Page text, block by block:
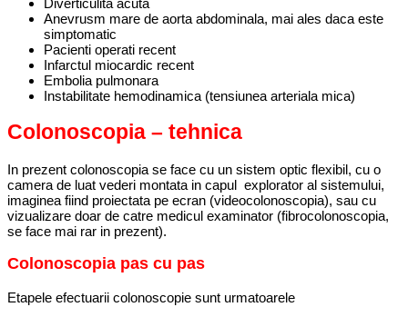
Diverticulita acuta
Anevrusm mare de aorta abdominala, mai ales daca este
simptomatic
Pacienti operati recent
Infarctul miocardic recent
Embolia pulmonara
Instabilitate hemodinamica (tensiunea arteriala mica)
Colonoscopia – tehnica
In prezent colonoscopia se face cu un sistem optic flexibil, cu o
camera de luat vederi montata in capul explorator al sistemului,
imaginea fiind proiectata pe ecran (videocolonoscopia), sau cu
vizualizare doar de catre medicul examinator (fibrocolonoscopia,
se face mai rar in prezent).
Colonoscopia pas cu pas
Etapele efectuarii colonoscopie sunt urmatoarele